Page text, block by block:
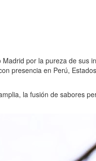
por la pureza de sus
presencia en Perú,
la fusión de sabores